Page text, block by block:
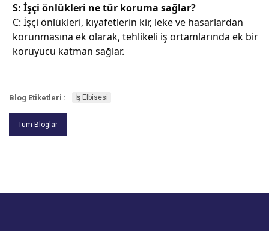
S: İşçi önlükleri ne tür koruma sağlar?
C: İşçi önlükleri, kıyafetlerin kir, leke ve hasarlardan
korunmasına ek olarak, tehlikeli iş ortamlarında ek bir
koruyucu katman sağlar.
Blog Etiketleri : İş Elbisesi
Tüm Bloglar